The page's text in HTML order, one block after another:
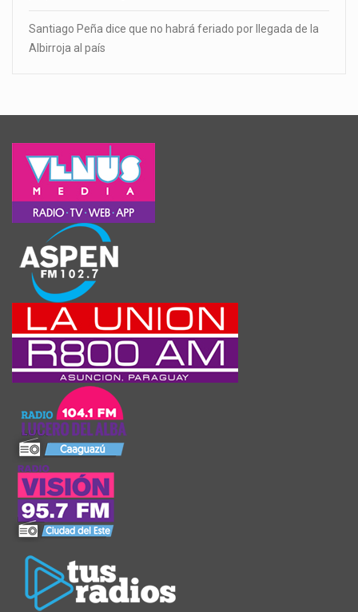
Santiago Peña dice que no habrá feriado por llegada de la
Albirroja al país